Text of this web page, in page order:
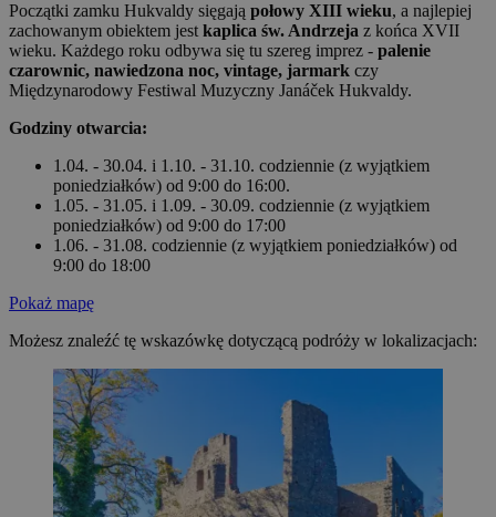
Początki zamku Hukvaldy sięgają połowy XIII wieku, a najlepiej
zachowanym obiektem jest kaplica św. Andrzeja z końca XVII
wieku. Każdego roku odbywa się tu szereg imprez - palenie
czarownic, nawiedzona noc, vintage, jarmark czy
Międzynarodowy Festiwal Muzyczny Janáček Hukvaldy.
Godziny otwarcia:
1.04. - 30.04. i 1.10. - 31.10. codziennie (z wyjątkiem
poniedziałków) od 9:00 do 16:00.
1.05. - 31.05. i 1.09. - 30.09. codziennie (z wyjątkiem
poniedziałków) od 9:00 do 17:00
1.06. - 31.08. codziennie (z wyjątkiem poniedziałków) od
9:00 do 18:00
Pokaż mapę
Możesz znaleźć tę wskazówkę dotyczącą podróży w lokalizacjach: